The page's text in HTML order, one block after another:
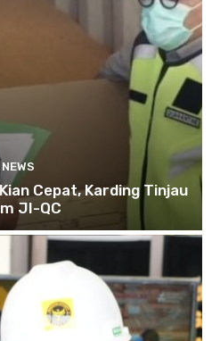
NEWS
Cepat, Karding Tinjau
JI-QC